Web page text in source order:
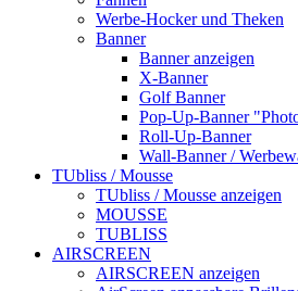
Werbe-Hocker und Theken
Banner
Banner anzeigen
X-Banner
Golf Banner
Pop-Up-Banner
Roll-Up-Banner
Wall-Banner /
TUbliss / Mousse
TUbliss / Mousse anzeigen
MOUSSE
TUBLISS
AIRSCREEN
AIRSCREEN anzeigen